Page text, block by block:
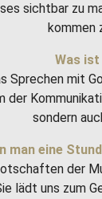
sichtbar zu
kommen
Was ist
Sprechen mit
der
sondern
man eine
der
lädt uns zum